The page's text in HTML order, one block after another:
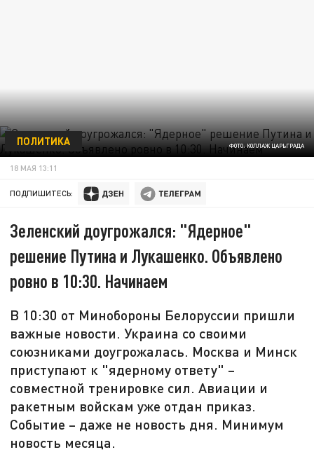
ФОТО: КОЛЛАЖ ЦАРЬГРАДА
ПОЛИТИКА
18 МАЯ 13:11
ПОДПИШИТЕСЬ:
Зеленский доугрожался: "Ядерное"
решение Путина и Лукашенко. Объявлено
ровно в 10:30. Начинаем
В 10:30 от Минобороны Белоруссии пришли
важные новости. Украина со своими
союзниками доугрожалась. Москва и Минск
приступают к "ядерному ответу" –
совместной тренировке сил. Авиации и
ракетным войскам уже отдан приказ.
Событие – даже не новость дня. Минимум
новость месяца.